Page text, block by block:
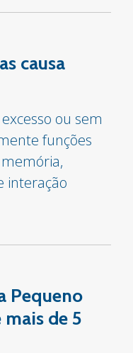
causa
ou sem
funções
interação
Pequeno
de 5